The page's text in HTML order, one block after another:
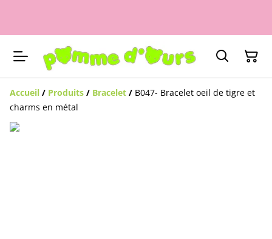
Accueil / Produits / Bracelet / B047- Bracelet oeil de tigre et
charms en métal